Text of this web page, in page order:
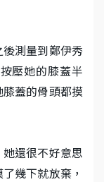
測量到鄭伊秀
壓她的膝蓋半
蓋的骨頭都摸
還很不好意思
幾下就放棄，